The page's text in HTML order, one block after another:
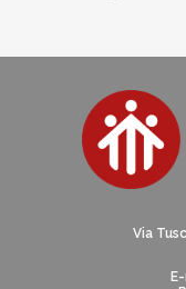
Via